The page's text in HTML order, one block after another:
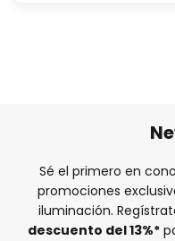
Sé el primero en
promociones
iluminación.
descuento del13%*